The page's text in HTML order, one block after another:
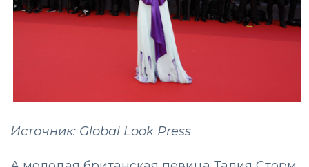
Источник: Global Look Press